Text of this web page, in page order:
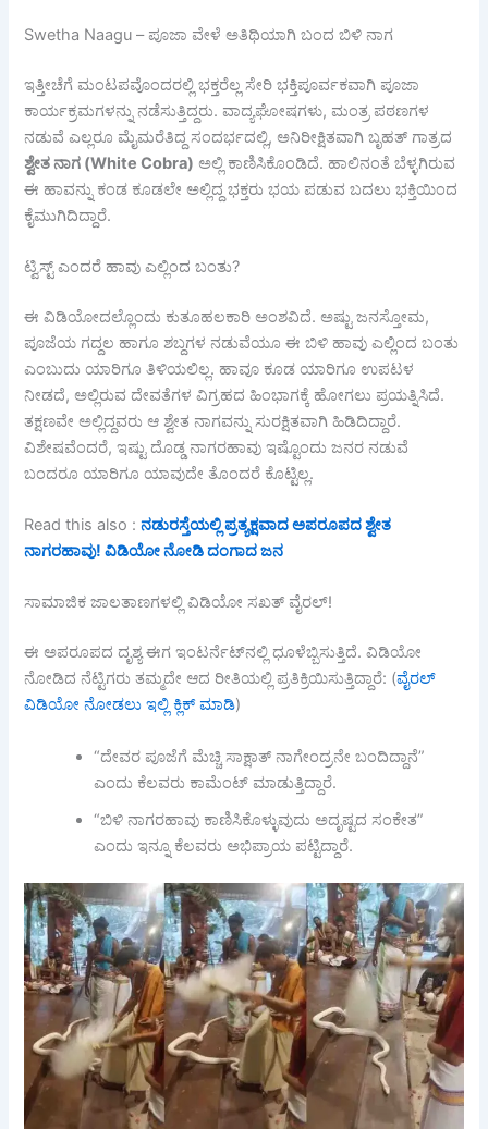
Swetha Naagu – ಪೂಜಾ ವೇಳೆ ಅತಿಥಿಯಾಗಿ ಬಂದ ಬಿಳಿ ನಾಗ
ಇತ್ತೀಚೆಗೆ ಮಂಟಪವೊಂದರಲ್ಲಿ ಭಕ್ತರೆಲ್ಲ ಸೇರಿ ಭಕ್ತಿಪೂರ್ವಕವಾಗಿ ಪೂಜಾ
ಕಾರ್ಯಕ್ರಮಗಳನ್ನು ನಡೆಸುತ್ತಿದ್ದರು. ವಾದ್ಯಘೋಷಗಳು, ಮಂತ್ರ ಪಠಣಗಳ
ನಡುವೆ ಎಲ್ಲರೂ ಮೈಮರೆತಿದ್ದ ಸಂದರ್ಭದಲ್ಲಿ, ಅನಿರೀಕ್ಷಿತವಾಗಿ ಬೃಹತ್ ಗಾತ್ರದ
ಶ್ವೇತ ನಾಗ (White Cobra) ಅಲ್ಲಿ ಕಾಣಿಸಿಕೊಂಡಿದೆ. ಹಾಲಿನಂತೆ ಬೆಳ್ಳಗಿರುವ
ಈ ಹಾವನ್ನು ಕಂಡ ಕೂಡಲೇ ಅಲ್ಲಿದ್ದ ಭಕ್ತರು ಭಯ ಪಡುವ ಬದಲು ಭಕ್ತಿಯಿಂದ
ಕೈಮುಗಿದಿದ್ದಾರೆ.
ಟ್ವಿಸ್ಟ್ ಎಂದರೆ ಹಾವು ಎಲ್ಲಿಂದ ಬಂತು?
ಈ ವಿಡಿಯೋದಲ್ಲೊಂದು ಕುತೂಹಲಕಾರಿ ಅಂಶವಿದೆ. ಅಷ್ಟು ಜನಸ್ತೋಮ,
ಪೂಜೆಯ ಗದ್ದಲ ಹಾಗೂ ಶಬ್ದಗಳ ನಡುವೆಯೂ ಈ ಬಿಳಿ ಹಾವು ಎಲ್ಲಿಂದ ಬಂತು
ಎಂಬುದು ಯಾರಿಗೂ ತಿಳಿಯಲಿಲ್ಲ. ಹಾವೂ ಕೂಡ ಯಾರಿಗೂ ಉಪಟಳ
ನೀಡದೆ, ಅಲ್ಲಿರುವ ದೇವತೆಗಳ ವಿಗ್ರಹದ ಹಿಂಭಾಗಕ್ಕೆ ಹೋಗಲು ಪ್ರಯತ್ನಿಸಿದೆ.
ತಕ್ಷಣವೇ ಅಲ್ಲಿದ್ದವರು ಆ ಶ್ವೇತ ನಾಗವನ್ನು ಸುರಕ್ಷಿತವಾಗಿ ಹಿಡಿದಿದ್ದಾರೆ.
ವಿಶೇಷವೆಂದರೆ, ಇಷ್ಟು ದೊಡ್ಡ ನಾಗರಹಾವು ಇಷ್ಟೊಂದು ಜನರ ನಡುವೆ
ಬಂದರೂ ಯಾರಿಗೂ ಯಾವುದೇ ತೊಂದರೆ ಕೊಟ್ಟಿಲ್ಲ.
Read this also :ನಡುರಸ್ತೆಯಲ್ಲಿ ಪ್ರತ್ಯಕ್ಷವಾದ ಅಪರೂಪದ ಶ್ವೇತ
ನಾಗರಹಾವು! ವಿಡಿಯೋ ನೋಡಿ ದಂಗಾದ ಜನ
ಸಾಮಾಜಿಕ ಜಾಲತಾಣಗಳಲ್ಲಿ ವಿಡಿಯೋ ಸಖತ್ ವೈರಲ್!
ಈ ಅಪರೂಪದ ದೃಶ್ಯ ಈಗ ಇಂಟರ್ನೆಟ್‌ನಲ್ಲಿ ಧೂಳೆಬ್ಬಿಸುತ್ತಿದೆ. ವಿಡಿಯೋ
ನೋಡಿದ ನೆಟ್ಟಿಗರು ತಮ್ಮದೇ ಆದ ರೀತಿಯಲ್ಲಿ ಪ್ರತಿಕ್ರಿಯಿಸುತ್ತಿದ್ದಾರೆ: (ವೈರಲ್
ವಿಡಿಯೋ ನೋಡಲು ಇಲ್ಲಿ ಕ್ಲಿಕ್ ಮಾಡಿ)
“ದೇವರ ಪೂಜೆಗೆ ಮೆಚ್ಚಿ ಸಾಕ್ಷಾತ್ ನಾಗೇಂದ್ರನೇ ಬಂದಿದ್ದಾನೆ”
ಎಂದು ಕೆಲವರು ಕಾಮೆಂಟ್ ಮಾಡುತ್ತಿದ್ದಾರೆ.
“ಬಿಳಿ ನಾಗರಹಾವು ಕಾಣಿಸಿಕೊಳ್ಳುವುದು ಅದೃಷ್ಟದ ಸಂಕೇತ”
ಎಂದು ಇನ್ನೂ ಕೆಲವರು ಅಭಿಪ್ರಾಯ ಪಟ್ಟಿದ್ದಾರೆ.